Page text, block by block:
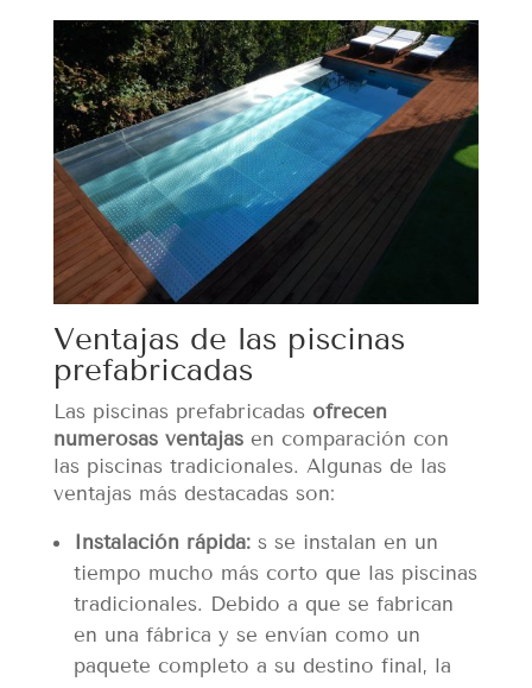
Ventajas de las piscinas
prefabricadas
Las piscinas prefabricadas ofrecen
numerosas ventajasen comparación con
las piscinas tradicionales. Algunas de las
ventajas más destacadas son:
Instalación rápida:s se instalan en un
tiempo mucho más corto que las piscinas
tradicionales. Debido a que se fabrican
en una fábrica y se envían como un
paquete completo a su destino final, la